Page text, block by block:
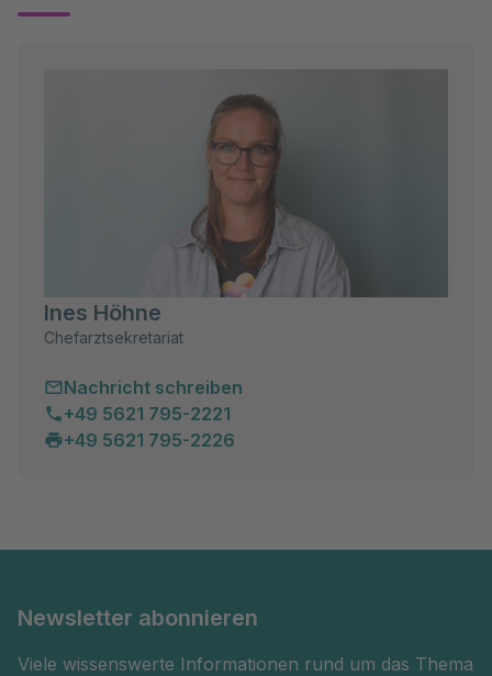
Ines Höhne
Chefarztsekretariat
Nachricht schreiben
+49 5621 795-2221
+49 5621 795-2226
Newsletter abonnieren
Viele wissenswerte Informationen rund um das Thema